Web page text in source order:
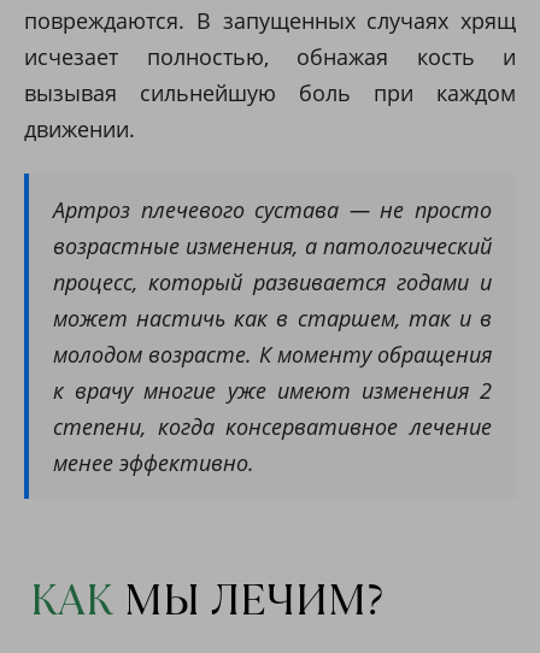
повреждаются. В запущенных случаях хрящ
исчезает полностью, обнажая кость и
вызывая сильнейшую боль при каждом
движении.
Артроз плечевого сустава — не просто
возрастные изменения, а патологический
процесс, который развивается годами и
может настичь как в старшем, так и в
молодом возрасте. К моменту обращения
к врачу многие уже имеют изменения 2
степени, когда консервативное лечение
менее эффективно.
КАК МЫ ЛЕЧИМ?